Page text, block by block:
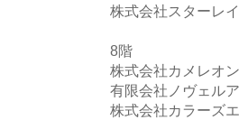
株式会社スターレ
8階
株式会社カメレオ
有限会社ノヴェル
株式会社カラーズ